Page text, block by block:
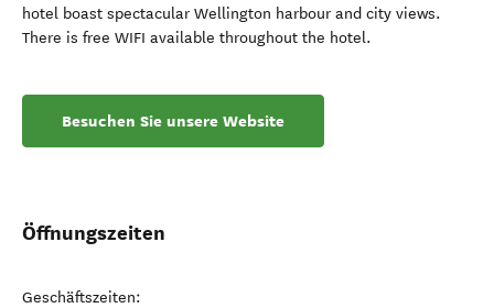
hotel boast spectacular Wellington harbour and city views.
There is free WIFI available throughout the hotel.
Besuchen Sie unsere Website
Öffnungszeiten
Geschäftszeiten: